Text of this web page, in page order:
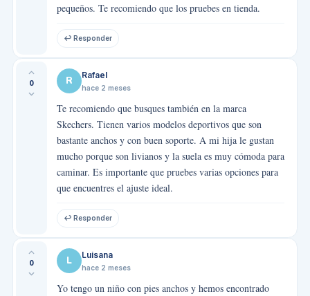
pequeños. Te recomiendo que los pruebes en tienda.
↩ Responder
0 R Rafael
hace 2 meses
Te recomiendo que busques también en la marca
Skechers. Tienen varios modelos deportivos que son
bastante anchos y con buen soporte. A mi hija le gustan
mucho porque son livianos y la suela es muy cómoda para
caminar. Es importante que pruebes varias opciones para
que encuentres el ajuste ideal.
↩ Responder
0 L Luisana
hace 2 meses
Yo tengo un niño con pies anchos y hemos encontrado